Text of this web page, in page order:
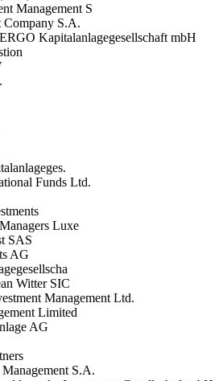
Management S
S.A.
Kapitalanlagegesellschaft mbH
Funds Ltd.
Luxe
SAS
AG
Witter SIC
Management Ltd.
Limited
AG
S.A.